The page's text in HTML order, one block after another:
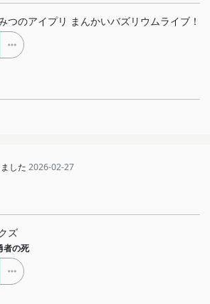
つのアイプリ まんかいバズリウムライブ！
した 2026-02-27
ズ
者の死